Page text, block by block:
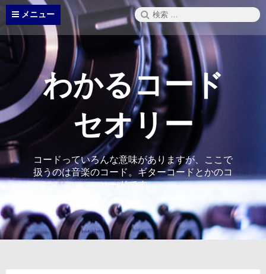
コ
テ
ン
ッ
プ
メニュー
検
索:
わかるコード
セオリー
コードっていろんな意味がありますが、ここで
扱うのは音楽のコード。ギターコードとかのコ
ードです。